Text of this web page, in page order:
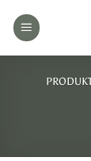
Inhalt